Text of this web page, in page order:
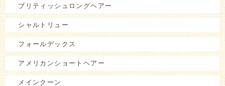
ブリティッシュロングヘアー
シャルトリュー
フォールデックス
アメリカンショートヘアー
メインクーン